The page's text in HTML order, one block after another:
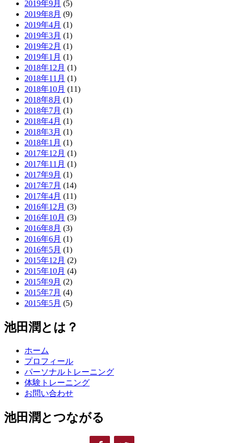
2019年9月 (5)
2019年8月 (9)
2019年4月 (1)
2019年3月 (1)
2019年2月 (1)
2019年1月 (1)
2018年12月 (1)
2018年11月 (1)
2018年10月 (11)
2018年8月 (1)
2018年7月 (1)
2018年4月 (1)
2018年3月 (1)
2018年1月 (1)
2017年12月 (1)
2017年11月 (1)
2017年9月 (1)
2017年7月 (14)
2017年4月 (11)
2016年12月 (3)
2016年10月 (3)
2016年8月 (3)
2016年6月 (1)
2016年5月 (1)
2015年12月 (2)
2015年10月 (4)
2015年9月 (2)
2015年7月 (4)
2015年5月 (5)
池田潤とは？
ホーム
プロフィール
パーソナルトレーニング
体験トレーニング
お問い合わせ
池田潤とつながる